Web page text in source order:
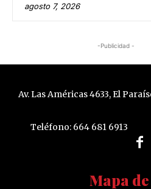
agosto 7, 2026
-Publicidad -
Av. Las Américas 4633, El
Teléfono: 664 681 6913
Mapa